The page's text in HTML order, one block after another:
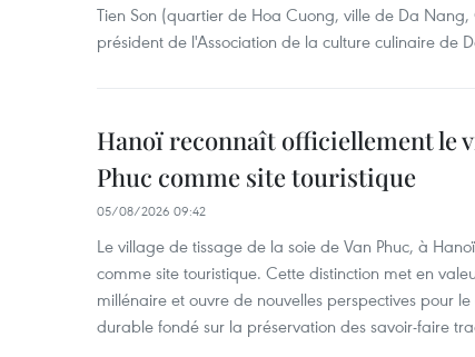
Tien Son (quartier de Hoa Cuong, ville de Da
président de l'Association de la culture culinaire de
Hanoï reconnaît officiellement le
Phuc comme site touristique
05/08/2026 09:42
Le village de tissage de la soie de Van Phuc, à
comme site touristique. Cette distinction met en
millénaire et ouvre de nouvelles perspectives pour
durable fondé sur la préservation des savoir-faire